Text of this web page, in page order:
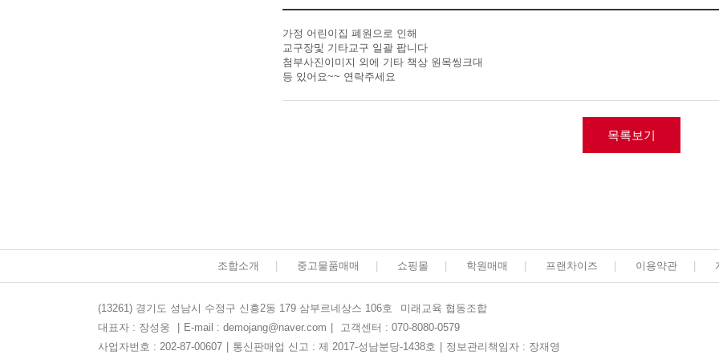
가정 어린이집 폐원으로 인해
교구장및 기타교구 일괄 팝니다
첨부사진이미지 외에 기타 책상 원목씽크대
등 있어요~~ 연락주세요
목록보기
조합소개 중고물품매매 쇼핑몰 학원매매 프랜차이즈 이용약관
(13261) 경기도 성남시 수정구 신흥2동 179 삼부르네상스 106호
미래교육 협동조합
대표자 : 장성웅
E-mail : demojang@naver.com
고객센터 : 070-8080-0579
사업자번호 : 202-87-00607
통신판매업 신고 : 제 2017-성남분당-1438호 정보관리책임자 : 장재영